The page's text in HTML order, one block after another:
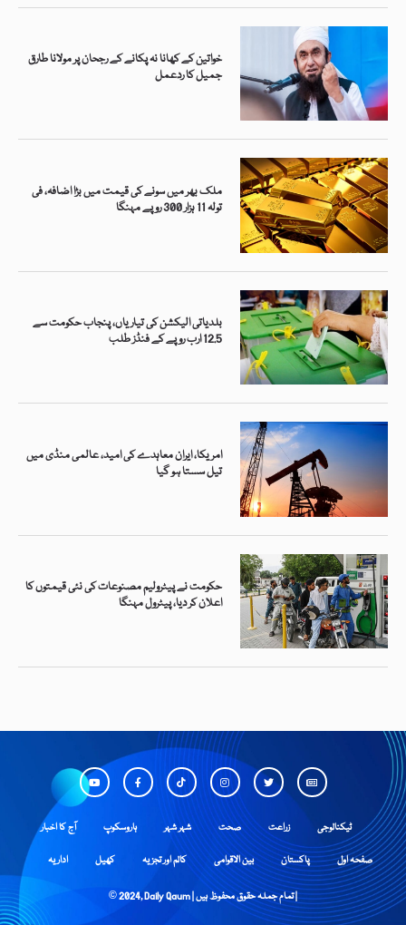
خواتین کے کھانا نہ پکانے کے رجحان پر مولانا طارق
جمیل کا ردعمل
ملک بھر میں سونے کی قیمت میں بڑا اضافہ، فی
تولہ 11 ہزار 300 روپے مہنگا
بلدیاتی الیکشن کی تیاریاں، پنجاب حکومت سے
12.5 ارب روپے کے فنڈز طلب
امریکا، ایران معاہدے کی امید، عالمی منڈی میں
تیل سستا ہو گیا
حکومت نے پیٹرولیم مصنوعات کی نئی قیمتوں کا
اعلان کر دیا، پیٹرول مہنگا
آج کا اخبار ہاروسکوپ شہر شہر صحت زراعت ٹیکنالوجی
اداریہ کھیل کالم اور تجزیہ بین الاقوامی پاکستان صفحہ اول
© 2024, Daily Qaum | تمام جملہ حقوق محفوظ ہیں |